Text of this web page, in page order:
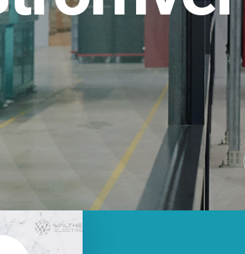
Energieverteilung mit System. Robust im
in der Installation, zukunftsfähig im Ausbau.